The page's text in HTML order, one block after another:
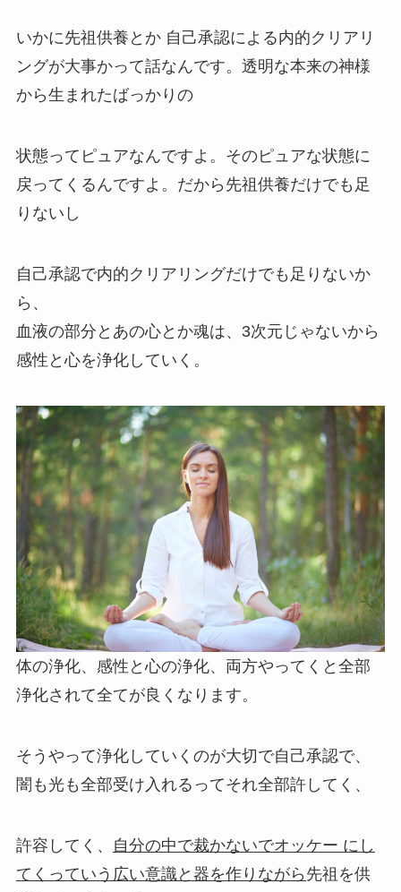
いかに先祖供養とか 自己承認による内的クリアリ
ングが大事かって話なんです。 透明な本来の神様
から生まれたばっかりの
状態ってピュアなんですよ。そのピュアな状態に
戻ってくるんですよ。だから先祖供養だけでも足
りないし
自己承認で内的クリアリングだけでも足りないか
ら、
血液の部分とあの心とか魂は、3次元じゃないから
感性と心を浄化していく。
体の浄化、感性と心の浄化、両方やってくと全部
浄化されて全てが良くなります。
そうやって浄化していくのが大切で自己承認で、
闇も光も全部受け入れるってそれ全部許してく、
許容してく、
自分の中で裁かないでオッケー にし
てくっていう 広い意識と器を作りながら 先祖を供